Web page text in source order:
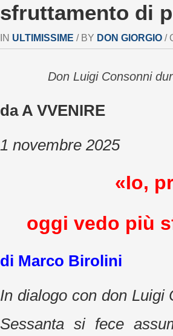
sfruttamento di
IN ULTIMISSIME / BY DON GIORGIO /
Don Luigi Consonni
da A VVENIRE
1 novembre 2025
«Io,
oggi vedo più
di Marco Birolini
In dialogo con don Luigi
Sessanta si fece